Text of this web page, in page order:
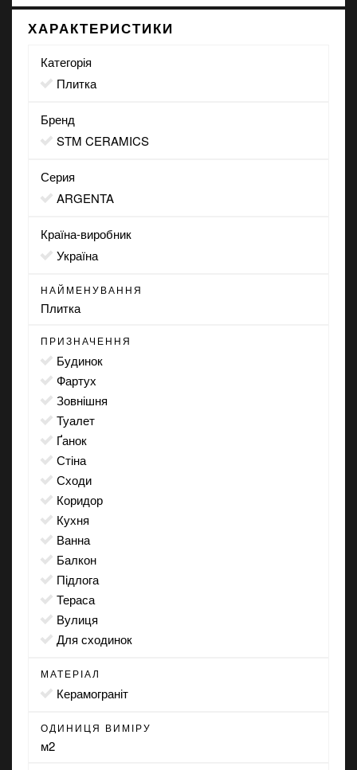
ХАРАКТЕРИСТИКИ
Категорія
Плитка
Бренд
STM CERAMICS
Серия
ARGENTA
Країна-виробник
Україна
НАЙМЕНУВАННЯ
Плитка
ПРИЗНАЧЕННЯ
будинок
фартух
зовнішня
туалет
ґанок
стіна
сходи
коридор
кухня
ванна
балкон
підлога
тераса
вулиця
для сходинок
МАТЕРІАЛ
Керамограніт
ОДИНИЦЯ ВИМІРУ
м2